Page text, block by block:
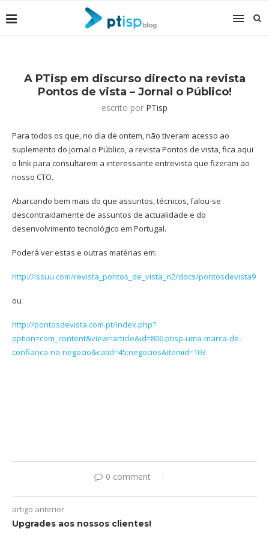
A PTisp em discurso directo na revista
Pontos de vista – Jornal o Público!
escrito por PTisp
Para todos os que, no dia de ontem, não tiveram acesso ao
suplemento do Jornal o Público, a revista Pontos de vista, fica aqui
o link para consultarem a interessante entrevista que fizeram ao
nosso CTO.
Abarcando bem mais do que assuntos, técnicos, falou-se
descontraidamente de assuntos de actualidade e do
desenvolvimento tecnológico em Portugal.
Poderá ver estas e outras matérias em:
http://issuu.com/revista_pontos_de_vista_n2/docs/pontosdevista9
ou
http://pontosdevista.com.pt/index.php?
option=com_content&view=article&id=806:ptisp-uma-marca-de-
confianca-no-negocio&catid=45:negocios&Itemid=103
0 comment
artigo anterior
Upgrades aos nossos clientes!